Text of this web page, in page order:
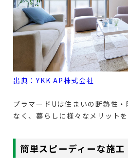
出典：YKK AP株式会社
プラマードUは住まいの断熱性
なく、暮らしに様々なメリットを
簡単スピーディーな施工